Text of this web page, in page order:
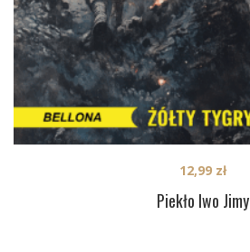
Piekło Iwo Jimy
12,99 zł